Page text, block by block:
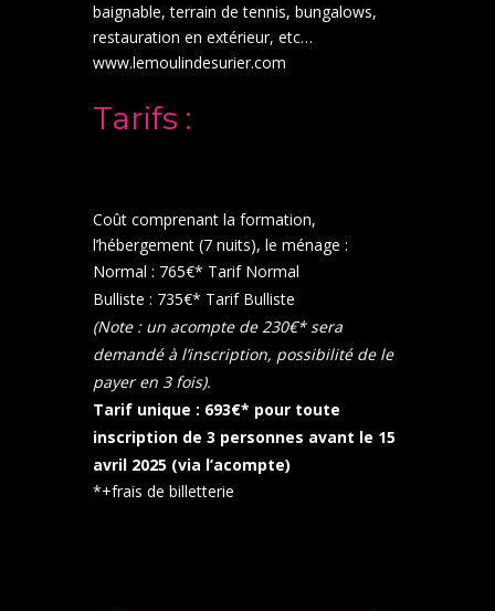
baignable, terrain de tennis, bungalows,
restauration en extérieur, etc…
www.lemoulindesurier.com
Tarifs :
Coût comprenant la formation,
l’hébergement (7 nuits), le ménage :
Normal : 765€* Tarif Normal
Bulliste : 735€* Tarif Bulliste
(Note : un acompte de 230€* sera
demandé à l’inscription, possibilité de le
payer en 3 fois).
Tarif unique : 693€* pour toute
inscription de 3 personnes avant le 15
avril 2025 (via l’acompte)
*+frais de billetterie